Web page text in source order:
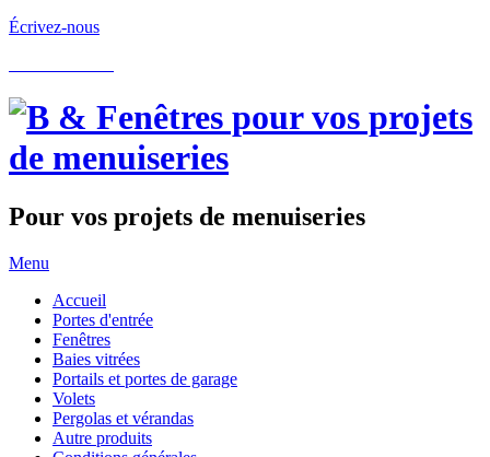
Écrivez-nous
Pour vos projets de menuiseries
Menu
Accueil
Portes d'entrée
Fenêtres
Baies vitrées
Portails et portes de garage
Volets
Pergolas et vérandas
Autre produits